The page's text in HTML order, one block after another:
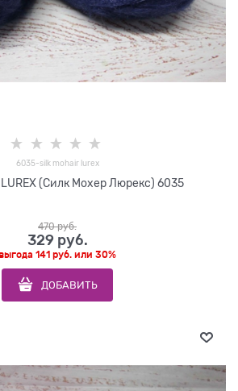
6035-silk mohair lurex
LUREX (Силк Мохер Люрекс) 6035
470 руб.
329 руб.
141 руб. или 30%
ДОБАВИТЬ